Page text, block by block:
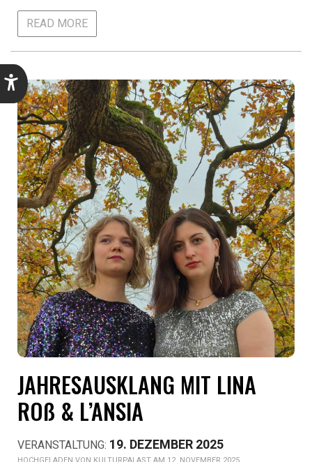
READ MORE
JAHRESAUSKLANG MIT LINA
ROß & L’ANSIA
19. DEZEMBER 2025